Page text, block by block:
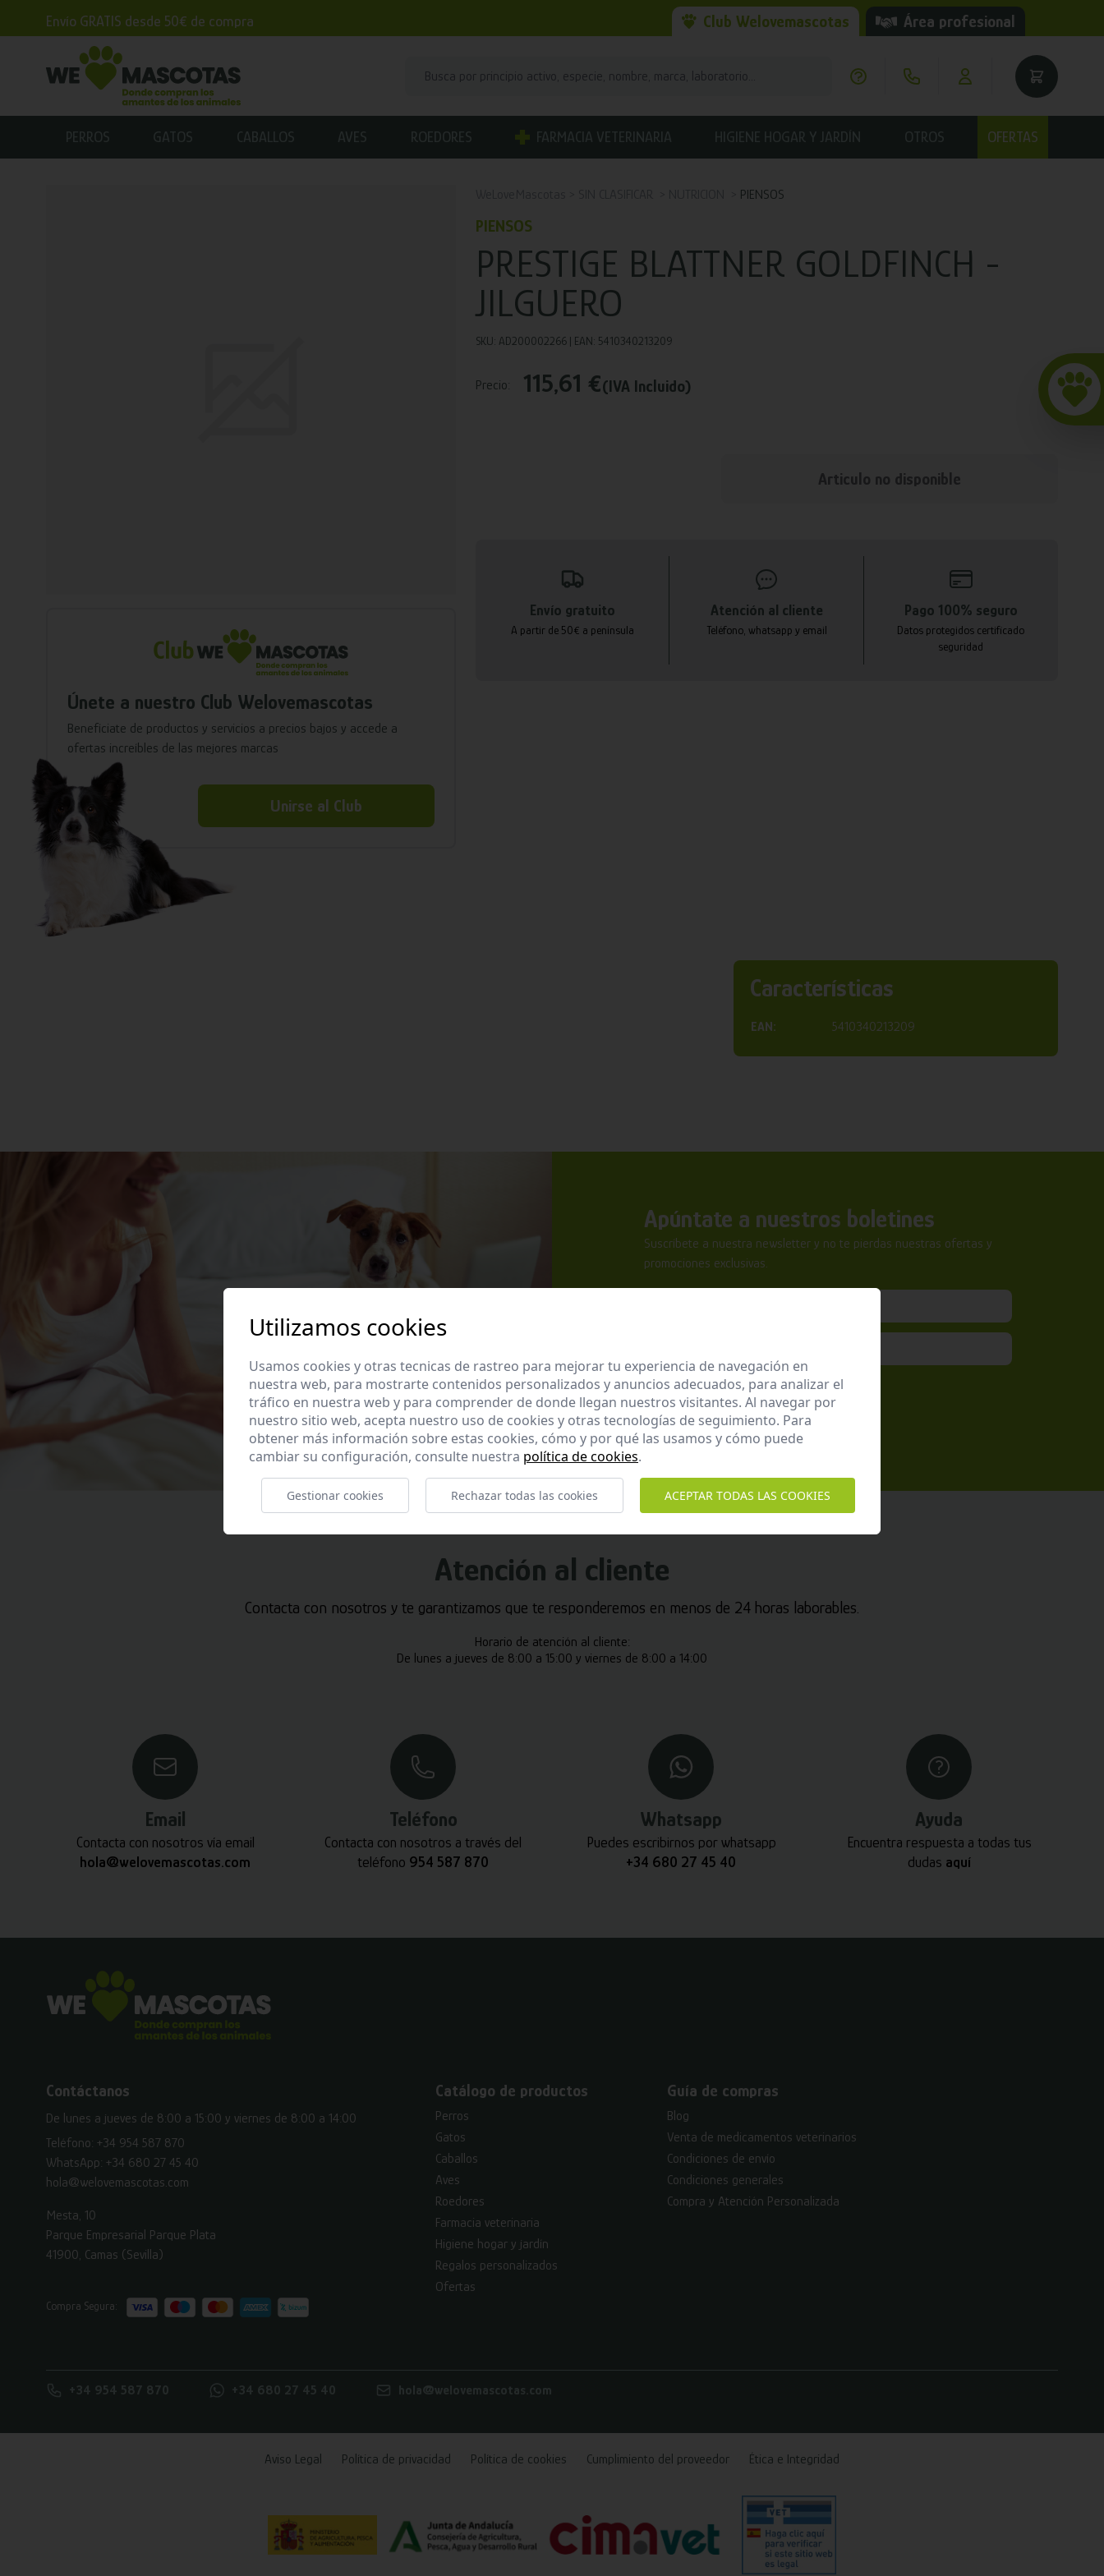
Envío GRATIS desde 50€ de compra Club Welovemascotas Área profesional
PERROS GATOS CABALLOS AVES ROEDORES FARMACIA VETERINARIA HIGIENE HOGAR Y JARDÍN OTROS OFERTAS
Únete a nuestro Club Welovemascotas
Benefíciate de productos y servicios a precios bajos y accede a
ofertas increíbles de las mejores marcas
Unirse al Club
PIENSOS
PIENSOS
PRESTIGE BLATTNER GOLDFINCH -
JILGUERO
SKU: AD200002266 | EAN: 5410340213209
Precio: 115,61 €(IVA Incluido)
Articulo no disponible
Envío gratuito
A partir de 50€ a península
Atención al cliente
Teléfono, whatsapp y email
Pago 100% seguro
Datos protegidos certificado
seguridad
Características
EAN: 5410340213209
Apúntate a nuestros boletines
Suscríbete a nuestra newsletter y no te pierdas nuestras ofertas y
promociones exclusivas.
He leído y acepto laPolítica de Privacidad
Enviar
Atención al cliente
Contacta con nosotros y te garantizamos que te responderemos en menos de 24 horas laborables.
Horario de atención al cliente:
De lunes a jueves de 8:00 a 15:00 y viernes de 8:00 a 14:00
Email
Contacta con nosotros vía email
hola@welovemascotas.com
Teléfono
Contacta con nosotros a través del
teléfono 954 587 870
Whatsapp
Puedes escribirnos por whatsapp
+34 680 27 45 40
Ayuda
Encuentra respuesta a todas tus
dudas aquí
Contáctanos
De lunes a jueves de 8:00 a 15:00 y viernes de 8:00 a 14:00
Teléfono: +34 954 587 870
WhatsApp: +34 680 27 45 40
hola@welovemascotas.com
Mesta, 10
Parque Empresarial Parque Plata
41900, Camas (Sevilla)
Compra Segura:
Catálogo de productos
Perros
Gatos
Caballos
Aves
Roedores
Farmacia veterinaria
Higiene hogar y jardín
Regalos personalizados
Ofertas
Guía de compras
Blog
Venta de medicamentos veterinarios
Condiciones de envío
Condiciones generales
Compra y Atención Personalizada
+34 954 587 870 +34 680 27 45 40 hola@welovemascotas.com
Aviso Legal Política de privacidad Política de cookies Cumplimiento del proveedor Ética e Integridad
Utilizamos cookies
Usamos cookies y otras tecnicas de rastreo para mejorar tu experiencia de navegación en
nuestra web, para mostrarte contenidos personalizados y anuncios adecuados, para analizar el
tráfico en nuestra web y para comprender de donde llegan nuestros visitantes. Al navegar por
nuestro sitio web, acepta nuestro uso de cookies y otras tecnologías de seguimiento. Para
obtener más información sobre estas cookies, cómo y por qué las usamos y cómo puede
cambiar su configuración, consulte nuestra política de cookies.
Gestionar cookies Rechazar todas las cookies ACEPTAR TODAS LAS COOKIES